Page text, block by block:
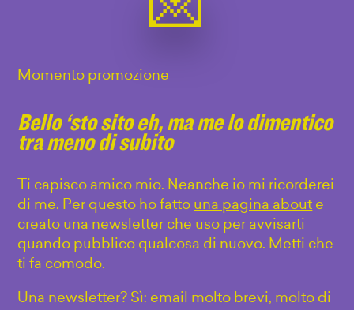
Momento promozione
Bello ‘sto sito eh, ma me lo dimentico
tra meno di subito
Ti capisco amico mio. Neanche io mi ricorderei
di me. Per questo ho fatto una pagina about e
creato una newsletter che uso per avvisarti
quando pubblico qualcosa di nuovo. Metti che
ti fa comodo.
Una newsletter? Sì: email molto brevi, molto di